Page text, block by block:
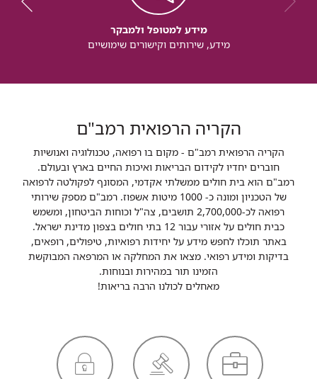
מידע למטופל ולמבקר
מידע, שירותים וקישורים שימושיים
הקריה הרפואית רמב"ם
הקריה הרפואית רמב"ם - מקום בו רפואה, טכנולוגיה ואנושיות
חוברים יחדיו לקידום הבריאות ואיכות החיים בארץ ובעולם.
רמב"ם הוא בית חולים ממשלתי אקדמי, המסונף לפקולטה לרפואה
של הטכניון ומונה כ- 1000 מיטות אשפוז. רמב"ם מספק שירותי
רפואה לכ-2,700,000 תושבים, צה"ל וכוחות הביטחון, ומשמש
כבית חולים על אזורי עבור 12 בתי חולים בצפון מדינת ישראל.
באתר תוכלו לחפש מידע על יחידות רפואיות, טיפולים, רופאים,
בדיקות ומידע רפואי. מצאו את המחלקה או המרפאה המבוקשת
הזמינו תור במהירות ובנוחות.
מאחלים לכולנו הרבה בריאות!